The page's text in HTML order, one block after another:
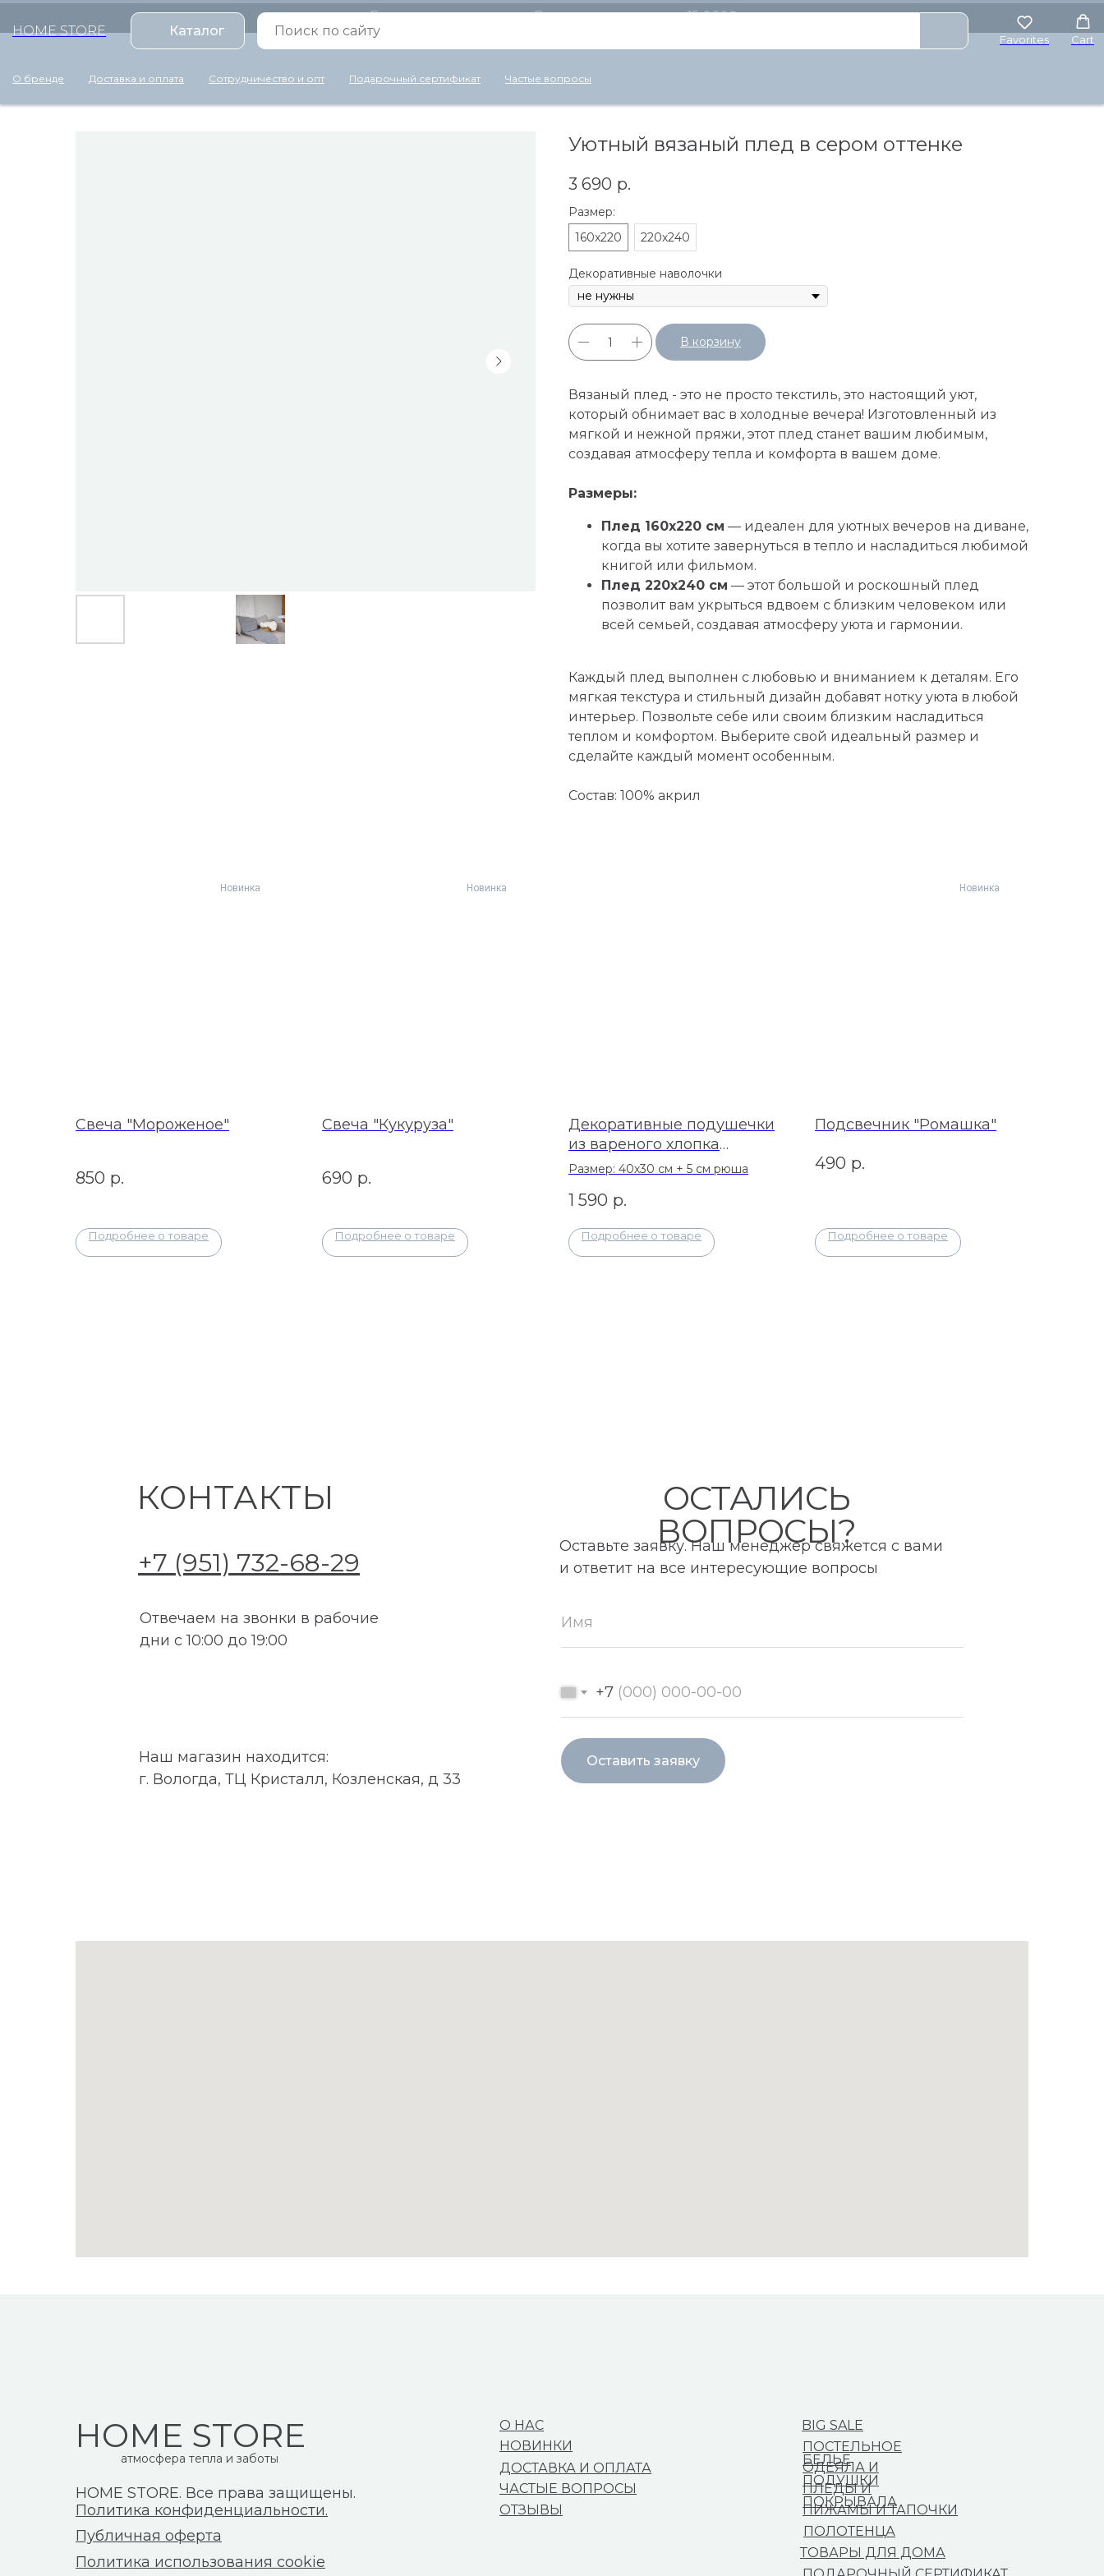
Бесплатная доставка по России для заказов от 15 000₽
HOME STORE
Каталог
Favorites Cart
О бренде Доставка и оплата Сотрудничество и опт Подарочный сертификат Частые вопросы
Уютный вязаный плед в сером оттенке
3 690 р.
Размер:
160х220
220х240
Декоративные наволочки
В корзину
Вязаный плед - это не просто текстиль, это настоящий уют,
который обнимает вас в холодные вечера! Изготовленный из
мягкой и нежной пряжи, этот плед станет вашим любимым,
создавая атмосферу тепла и комфорта в вашем доме.
Размеры:
Плед 160x220 см — идеален для уютных вечеров на диване,
когда вы хотите завернуться в тепло и насладиться любимой
книгой или фильмом.
Плед 220x240 см — этот большой и роскошный плед
позволит вам укрыться вдвоем с близким человеком или
всей семьей, создавая атмосферу уюта и гармонии.
Каждый плед выполнен с любовью и вниманием к деталям. Его
мягкая текстура и стильный дизайн добавят нотку уюта в любой
интерьер. Позвольте себе или своим близким насладиться
теплом и комфортом. Выберите свой идеальный размер и
сделайте каждый момент особенным.
Состав: 100% акрил
Новинка
Свеча "Мороженое"
850 р.
Подробнее о товаре
Новинка
Свеча "Кукуруза"
690 р.
Подробнее о товаре
Декоративные подушечки
из вареного хлопка
"Сердечко"
Размер: 40х30 см + 5 см рюша
1 590 р.
Подробнее о товаре
Новинка
Подсвечник "Ромашка"
490 р.
Подробнее о товаре
Оставьте заявку. Наш менеджер свяжется с вами
и ответит на все интересующие вопросы
КОНТАКТЫ
+7
Оставить заявку
ОСТАЛИСЬ
ВОПРОСЫ?
+7 (951) 732-68-29
Отвечаем на звонки в рабочие
дни с 10:00 до 19:00
Наш магазин находится:
г. Вологда, ТЦ Кристалл, Козленская, д 33
О НАС
НОВИНКИ
ДОСТАВКА И ОПЛАТА
ЧАСТЫЕ ВОПРОСЫ
ОТЗЫВЫ
ПОЛОТЕНЦА
ПОСТЕЛЬНОЕ
БЕЛЬЕ
ОДЕЯЛА И
ПОДУШКИ
ПЛЕДЫ И
ПОКРЫВАЛА
ПИЖАМЫ И ТАПОЧКИ
ТОВАРЫ ДЛЯ ДОМА
BIG SALE
HOME STORE
Политика использования cookie
Публичная оферта
HOME STORE. Все права защищены.
Политика конфиденциальности.
атмосфера тепла и заботы